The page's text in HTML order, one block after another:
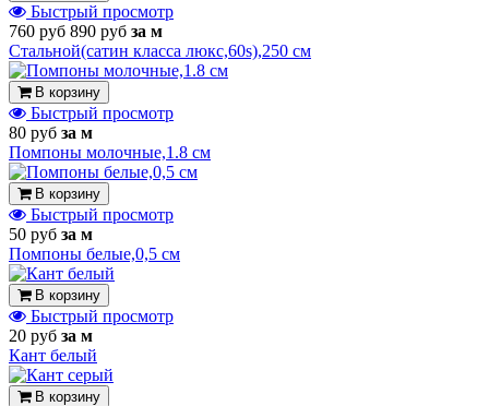
Быстрый просмотр
760 руб 890 руб за м
Стальной(сатин класса люкс,60s),250 см
В корзину
Быстрый просмотр
80 руб за м
Помпоны молочные,1.8 см
В корзину
Быстрый просмотр
50 руб за м
Помпоны белые,0,5 см
В корзину
Быстрый просмотр
20 руб за м
Кант белый
В корзину